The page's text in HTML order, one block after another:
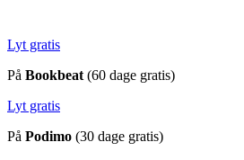
Lyt gratis
På Bookbeat (60 dage gratis)
Lyt gratis
På Podimo (30 dage gratis)